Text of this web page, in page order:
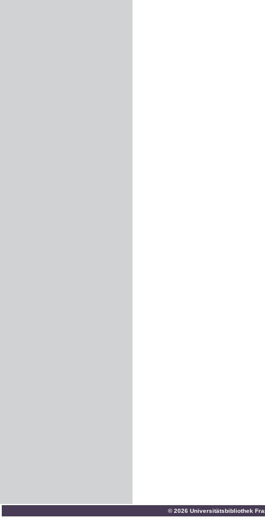
© 2026 Universitätsbibliothek